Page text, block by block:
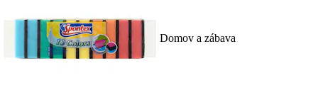
Domov a zábava